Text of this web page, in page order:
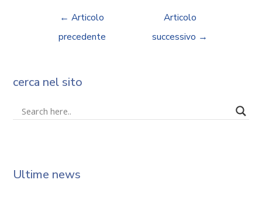
← Articolo
precedente
Articolo
successivo →
cerca nel sito
Ultime news